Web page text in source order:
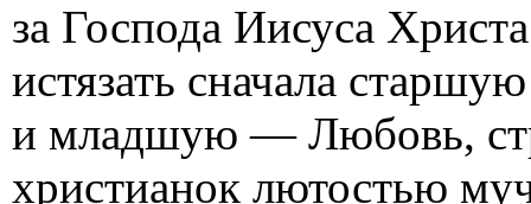
за Господа Иисуса
истязать сначала
и младшую — Любовь,
христианок лютостью